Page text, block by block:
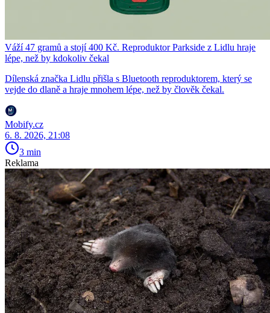
Váží 47 gramů a stojí 400 Kč. Reproduktor Parkside z Lidlu hraje
lépe, než by kdokoliv čekal
Dílenská značka Lidlu přišla s Bluetooth reproduktorem, který se
vejde do dlaně a hraje mnohem lépe, než by člověk čekal.
Mobify.cz
6. 8. 2026, 21:08
3 min
Reklama